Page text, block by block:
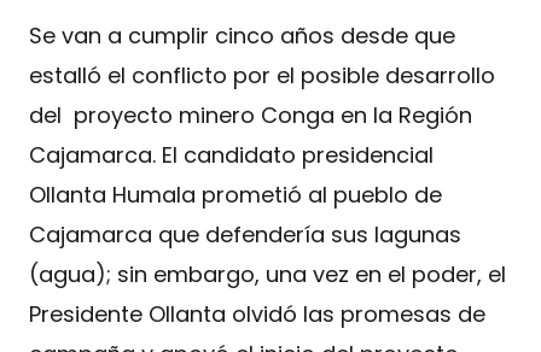
Se van a cumplir cinco años desde que
estalló el conflicto por el posible desarrollo
del proyecto minero Conga en la Región
Cajamarca. El candidato presidencial
Ollanta Humala prometió al pueblo de
Cajamarca que defendería sus lagunas
(agua); sin embargo, una vez en el poder, el
Presidente Ollanta olvidó las promesas de